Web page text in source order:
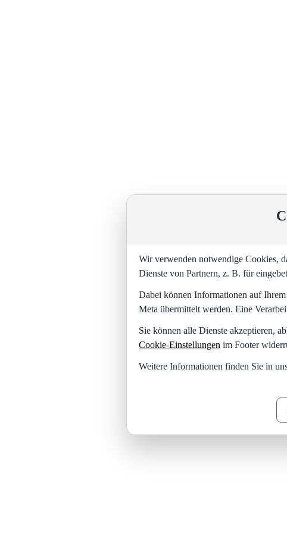
Wir verwenden notwendige Cookies,
Dienste von Partnern, z. B. für
Dabei können Informationen auf
Meta übermittelt werden. Eine
Sie können alle Dienste akzeptieren,
Cookie-Einstellungen im Footer
Weitere Informationen finden Sie in